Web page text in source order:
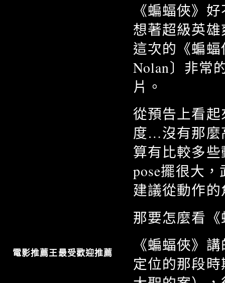
《蝙蝠俠》
想著超級英
這次的《蝙
Nolan〕非常
片。
從預告上看
度…沒有那麼
算有比較多
pose擺很大
建議從動作
那要怎麼看
《蝙蝠俠》
定位的那段
電影推薦王最受歡迎推薦